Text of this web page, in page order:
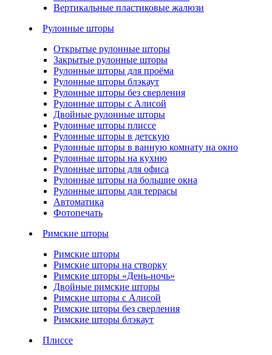
Вертикальные пластиковые жалюзи
Рулонные шторы
Открытые рулонные шторы
Закрытые рулонные шторы
Рулонные шторы для проёма
Рулонные шторы блэкаут
Рулонные шторы без сверления
Рулонные шторы с Алисой
Двойные рулонные шторы
Рулонные шторы плиссе
Рулонные шторы в детскую
Рулонные шторы в ванную комнату на окно
Рулонные шторы на кухню
Рулонные шторы для офиса
Рулонные шторы на большие окна
Рулонные шторы для террасы
Автоматика
Фотопечать
Римские шторы
Римские шторы
Римские шторы на створку
Римские шторы «День-ночь»
Двойные римские шторы
Римские шторы с Алисой
Римские шторы без сверления
Римские шторы блэкаут
Плиссе